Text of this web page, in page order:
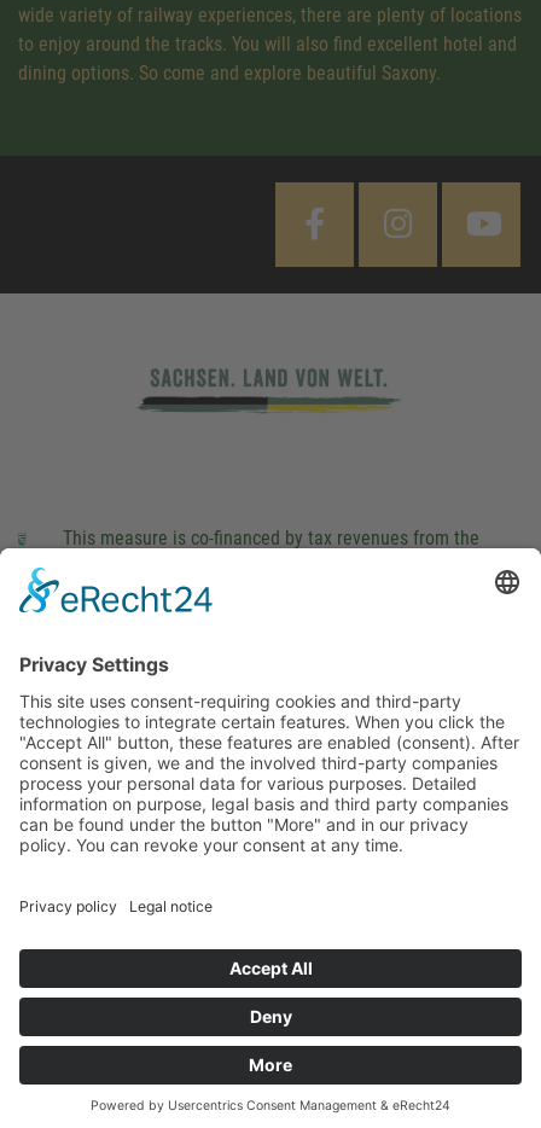
wide variety of railway experiences, there are plenty of locations
to enjoy around the tracks. You will also find excellent hotel and
dining options. So come and explore beautiful Saxony.
This measure is co-financed by tax revenues from the
Landtag (parliament).
This site uses consent-requiring cookies and third-party
technologies to integrate certain features. When you click the
"Accept All" button, these features are enabled (consent).
After consent is given, we and the involved third-party
companies process your personal data for various purposes.
companies can be found under the button "More" and in our
DENY ACCEPT MORE
Legal notice Privacy policy